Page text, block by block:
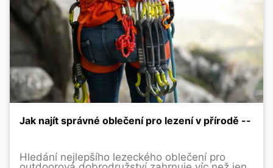
Jak najít správné oblečení pro lezení v přírodě --
Hledání nejlepšího lezeckého oblečení pro